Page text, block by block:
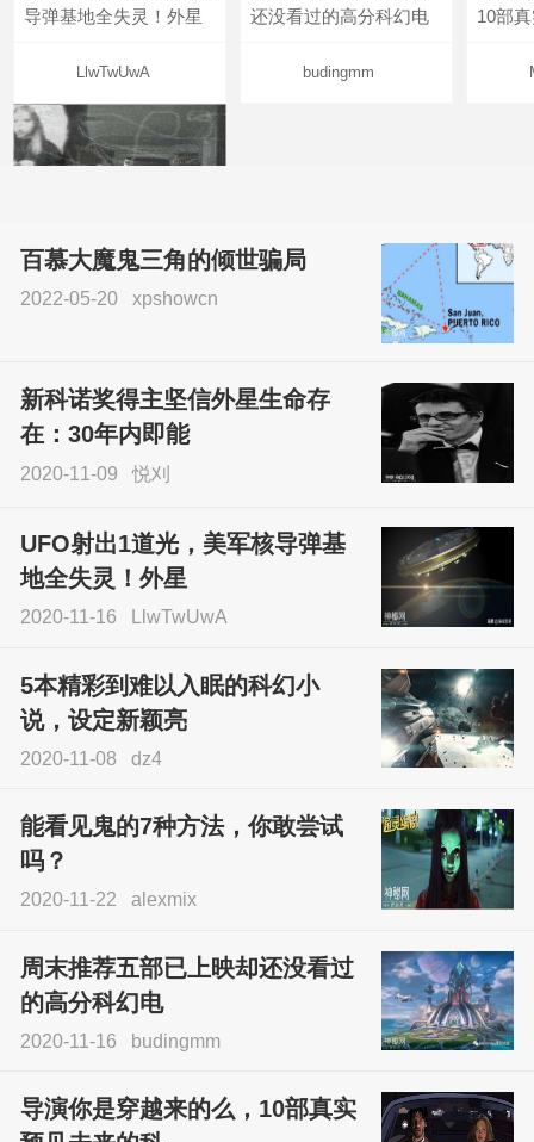
导弹基地全失灵！外星
LlwTwUwA
还没看过的高分科幻电
budingmm
10部
sskfn
百慕大魔鬼三角的倾世骗局
2022-05-20 xpshowcn
新科诺奖得主坚信外星生命存
在：30年内即能
2020-11-09 悦刈
UFO射出1道光，美军核导弹基
地全失灵！外星
2020-11-16 LlwTwUwA
5本精彩到难以入眠的科幻小
说，设定新颖亮
2020-11-08 dz4
能看见鬼的7种方法，你敢尝试
吗？
2020-11-22 alexmix
周末推荐五部已上映却还没看过
的高分科幻电
2020-11-16 budingmm
导演你是穿越来的么，10部真实